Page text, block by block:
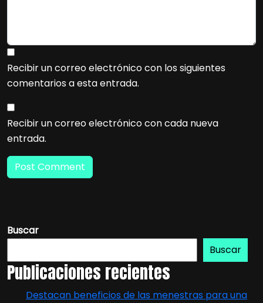
Recibir un correo electrónico con los siguientes
comentarios a esta entrada.
Recibir un correo electrónico con cada nueva
entrada.
Buscar
Buscar
Publicaciones recientes
Destacan beneficios de las menestras para una